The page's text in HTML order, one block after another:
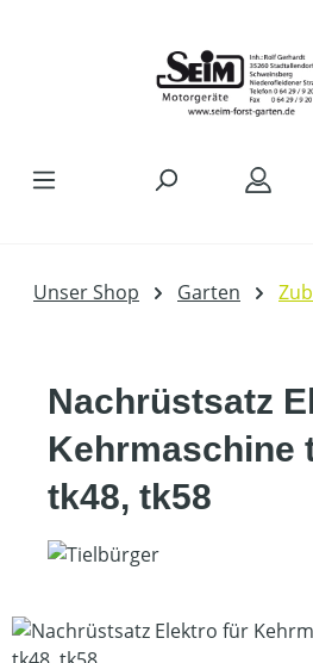
Unser Shop Garten
Nachrüstsatz
Kehrmaschine
tk48, tk58
Bildergalerie überspringen